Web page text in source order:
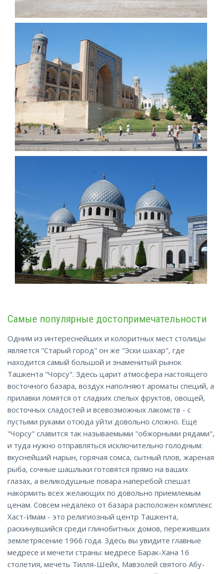
Самые популярные достопримечательности
Одним из интереснейших и колоритных мест столицы
является "Старый город" он же "Эски шахар", где
находится самый большой и знаменитый рынок
Ташкента "Чорсу". Здесь царит атмосфера настоящего
восточного базара, воздух наполняют ароматы специй, а
прилавки ломятся от сладких спелых фруктов, овощей,
восточных сладостей и всевозможных лакомств - с
пустыми руками отсюда уйти довольно сложно. Ещё
"Чорсу" славится так называемыми "обжорными рядами",
и туда нужно отправляться исключительно голодным:
вкуснейший нарын, горячая сомса, сытный плов, жареная
рыба, сочные шашлыки готовятся прямо на ваших
глазах, а великодушные повара наперебой спешат
накормить всех желающих по довольно приемлемым
ценам. Совсем недалеко от базара расположен комплекс
Хаст-Имам - это религиозный центр Ташкента,
раскинувшийся среди глинобитных домов, переживших
землетрясение 1966 года. Здесь вы увидите главные
медресе и мечети страны: медресе Барак-Хана 16
столетия, мечеть Тилля-Шейх, Мавзолей святого Абу-